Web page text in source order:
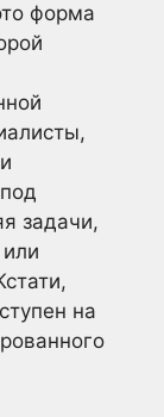
форма
задачи,
на